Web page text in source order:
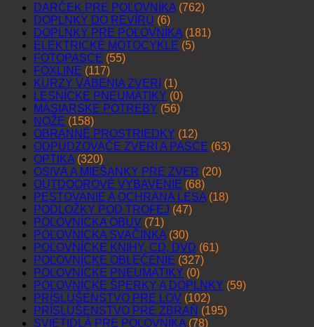
DARČEK PRE POĽOVNÍKA (762)
DOPLNKY DO REVÍRU (6)
DOPLNKY PRE POĽOVNÍKA (181)
ELEKTRICKÉ MOTOCYKLE (5)
FOTOPASCE (55)
FOXLINE (117)
KURZY VÁBENIA ZVERI (1)
LESNÍCKE PNEUMATIKY (0)
MÄSIARSKE POTREBY (56)
NOŽE (158)
OBRANNÉ PROSTRIEDKY (12)
ODPUDZOVAČE ZVERI A PASCE (63)
OPTIKA (320)
OSIVÁ A MIEŠANKY PRE ZVER (20)
OUTDOOROVÉ VYBAVENIE (68)
PESTOVANIE A OCHRANA LESA (18)
PODLOŽKY POD TROFEJ (47)
POĽOVNÍCKA OBUV (71)
POĽOVNÍCKA SVAČINKA (30)
POĽOVNÍCKE KNIHY, CD, DVD (61)
POĽOVNÍCKE OBLEČENIE (327)
POĽOVNÍCKE PNEUMATIKY (0)
POĽOVNÍCKE ŠPERKY A DOPLNKY (59)
PRÍSLUŠENSTVO PRE LOV (102)
PRÍSLUŠENSTVO PRE ZBRAŇ (195)
SVIETIDLÁ PRE POĽOVNÍKA (78)